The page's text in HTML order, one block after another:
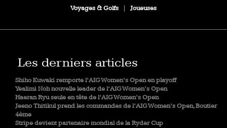
Voyages & Golfs Joueuses
Les derniers articles
Shiho Kuwaki remporte l’AIG Women’s Open en playoff
Yealimi Noh nouvelle leader de l’AIG Women’s Open
Haeran Ryu seule en tête de l’AIG Women’s Open
Jeeno Thitikul prend les commandes de l’AIG Women’s Open, Boutier
4ème
Stripe devient partenaire mondial de la Ryder Cup